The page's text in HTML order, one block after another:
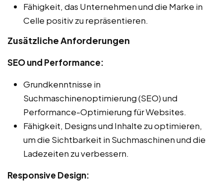
Fähigkeit, das Unternehmen und die Marke in
Celle positiv zu repräsentieren.
Zusätzliche Anforderungen
SEO und Performance:
Grundkenntnisse in
Suchmaschinenoptimierung (SEO) und
Performance-Optimierung für Websites.
Fähigkeit, Designs und Inhalte zu optimieren,
um die Sichtbarkeit in Suchmaschinen und die
Ladezeiten zu verbessern.
Responsive Design: